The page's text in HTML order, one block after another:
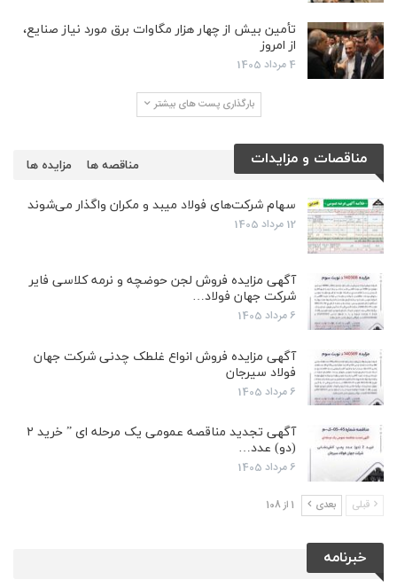
تأمین بیش از چهار هزار مگاوات برق مورد نیاز صنایع،
از امروز
4 مرداد 1405
بارگذاری پست های بیشتر
مناقصات و مزایدات مزایده ها مناقصه ها
سهام شرکت‌های فولاد میبد و مکران واگذار می‌شوند
12 مرداد 1405
آگهی مزایده فروش لجن حوضچه و نرمه کلاسی فایر
شرکت جهان فولاد…
6 مرداد 1405
آگهی مزایده فروش انواع غلطک چدنی شرکت جهان
فولاد سیرجان
6 مرداد 1405
آگهی تجدید مناقصه عمومی یک مرحله ای ” خرید ۲
(دو) عدد…
6 مرداد 1405
قبلی بعدی 1 از 108
خبرنامه